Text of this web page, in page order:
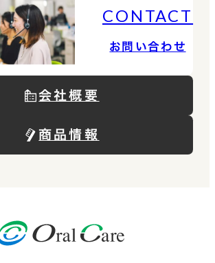
CONTACT
お問い合わせ
会社概要
商品情報